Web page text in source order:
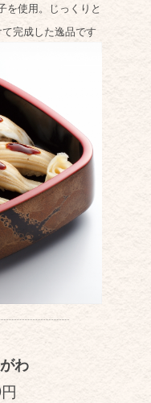
を使用。じっくりと
完成した逸品です
わ